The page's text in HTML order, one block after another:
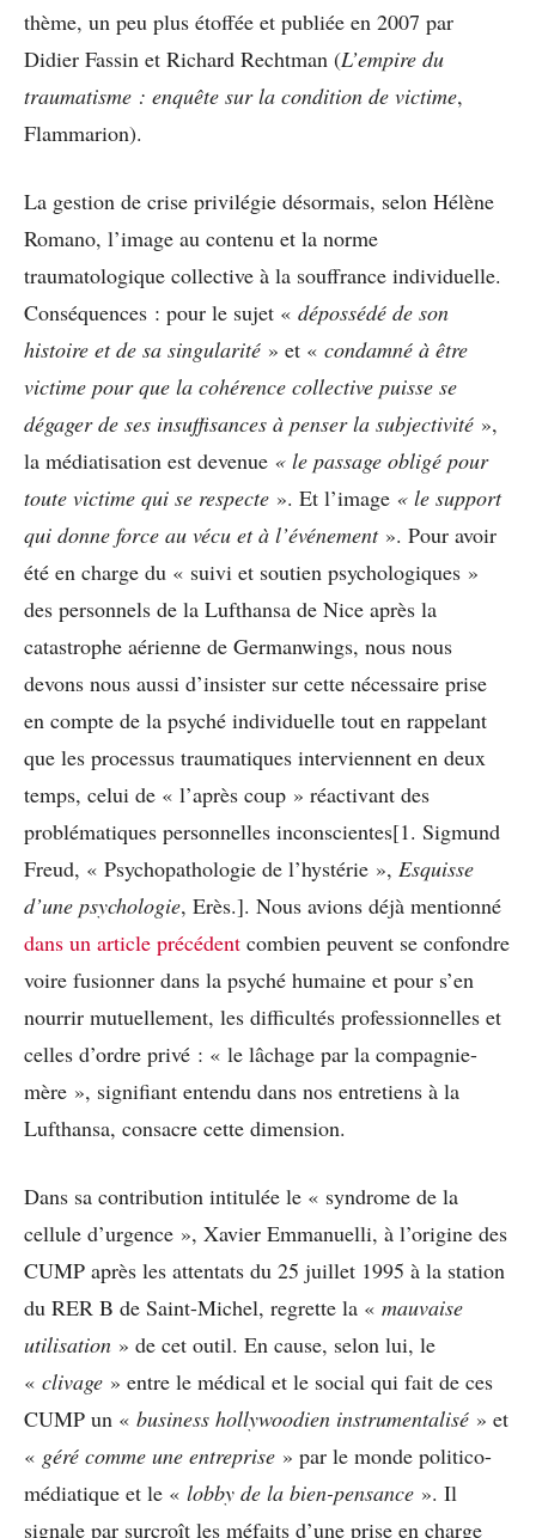
thème, un peu plus étoffée et publiée en 2007 par
Didier Fassin et Richard Rechtman (L’empire du
traumatisme : enquête sur la condition de victime,
Flammarion).
La gestion de crise privilégie désormais, selon Hélène
Romano, l’image au contenu et la norme
traumatologique collective à la souffrance individuelle.
Conséquences : pour le sujet « dépossédé de son
histoire et de sa singularité » et « condamné à être
victime pour que la cohérence collective puisse se
dégager de ses insuffisances à penser la subjectivité »,
la médiatisation est devenue « le passage obligé pour
toute victime qui se respecte ». Et l’image « le support
qui donne force au vécu et à l’événement». Pour avoir
été en charge du « suivi et soutien psychologiques »
des personnels de la Lufthansa de Nice après la
catastrophe aérienne de Germanwings, nous nous
devons nous aussi d’insister sur cette nécessaire prise
en compte de la psyché individuelle tout en rappelant
que les processus traumatiques interviennent en deux
temps, celui de « l’après coup » réactivant des
problématiques personnelles inconscientes[1. Sigmund
Freud, « Psychopathologie de l’hystérie », Esquisse
d’une psychologie, Erès.]. Nous avions déjà mentionné
dans un article précédent combien peuvent se confondre
voire fusionner dans la psyché humaine et pour s’en
nourrir mutuellement, les difficultés professionnelles et
celles d’ordre privé : « le lâchage par la compagnie-
mère », signifiant entendu dans nos entretiens à la
Lufthansa, consacre cette dimension.
Dans sa contribution intitulée le « syndrome de la
cellule d’urgence », Xavier Emmanuelli, à l’origine des
CUMP après les attentats du 25 juillet 1995 à la station
du RER B de Saint-Michel, regrette la « mauvaise
utilisation » de cet outil. En cause, selon lui, le
« clivage » entre le médical et le social qui fait de ces
CUMP un « business hollywoodien instrumentalisé » et
« géré comme une entreprise » par le monde politico-
médiatique et le « lobby de la bien-pensance ». Il
signale par surcroît les méfaits d’une prise en charge